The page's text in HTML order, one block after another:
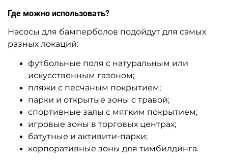
Где можно использовать?
Насосы для бамперболов подойдут для самых
разных локаций:
футбольные поля с натуральным или
искусственным газоном;
пляжи с песчаным покрытием;
парки и открытые зоны с травой;
спортивные залы с мягким покрытием;
игровые зоны в торговых центрах;
батутные и активити-парки;
корпоративные зоны для тимбилдинга.